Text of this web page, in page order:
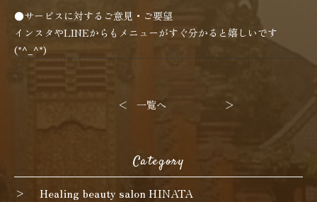
●サービスに対するご意見・ご要望
インスタやLINEからもメニューがすぐ分かると嬉しいです
(*^_^*)
＜ 一覧へ ＞
Category
Healing beauty salon HINATA